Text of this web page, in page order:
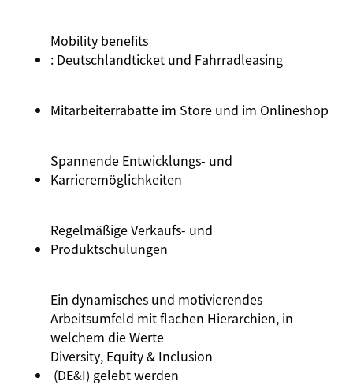
Mobility benefits
: Deutschlandticket und Fahrradleasing
Mitarbeiterrabatte im Store und im Onlineshop
Spannende Entwicklungs- und
Karrieremöglichkeiten
Regelmäßige Verkaufs- und
Produktschulungen
Ein dynamisches und motivierendes
Arbeitsumfeld mit flachen Hierarchien, in
welchem die Werte
Diversity, Equity & Inclusion
(DE&I) gelebt werden